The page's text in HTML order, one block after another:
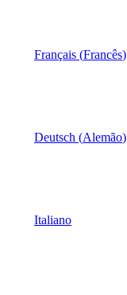
Français (Francês)
Deutsch (Alemão)
Italiano